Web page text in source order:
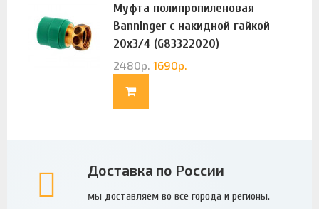
Муфта полипропиленовая
Banninger с накидной гайкой
20х3/4 (G83322020)
2480р. 1690р.
Доставка по России
мы доставляем во все города и регионы.